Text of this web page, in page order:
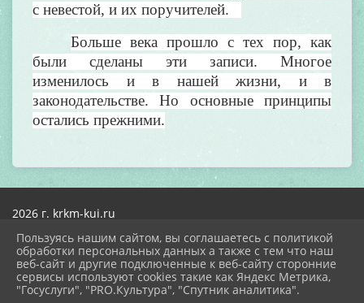
с невестой, и их поручителей.
Больше века прошло с тех пор, как
были сделаны эти записи. Многое
изменилось и в нашей жизни, и в
законодательстве. Но основные принципы
остались прежними.
2026 г. krkm-kui.ru
Карта сайта
Политика обработки персональных данных
Сделано на KubCMS
Разработка и поддержка
Пользуясь нашим сайтом, вы соглашаетесь с политикой
обработки персональных данных а также с тем что наш
веб-сайт и другие подключенные к веб-сайту сторонние
сервисы используют cookies такие как Яндекс Метрика,
"Госуслуги", "PRO.Культура", "Спутник аналитика".